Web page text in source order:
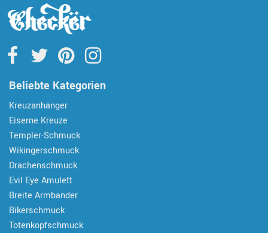
Beliebte Kategorien
Kreuzanhänger
Eiserne Kreuze
Templer-Schmuck
Wikingerschmuck
Drachenschmuck
Evil Eye Amulett
Breite Armbänder
Bikerschmuck
Totenkopfschmuck